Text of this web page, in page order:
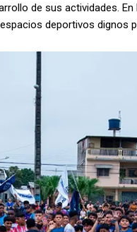
de sus actividades.
deportivos dignos